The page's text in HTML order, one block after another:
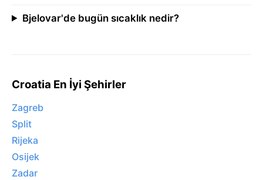
Bjelovar'de bugün sıcaklık nedir?
Croatia En İyi Şehirler
Zagreb
Split
Rijeka
Osijek
Zadar